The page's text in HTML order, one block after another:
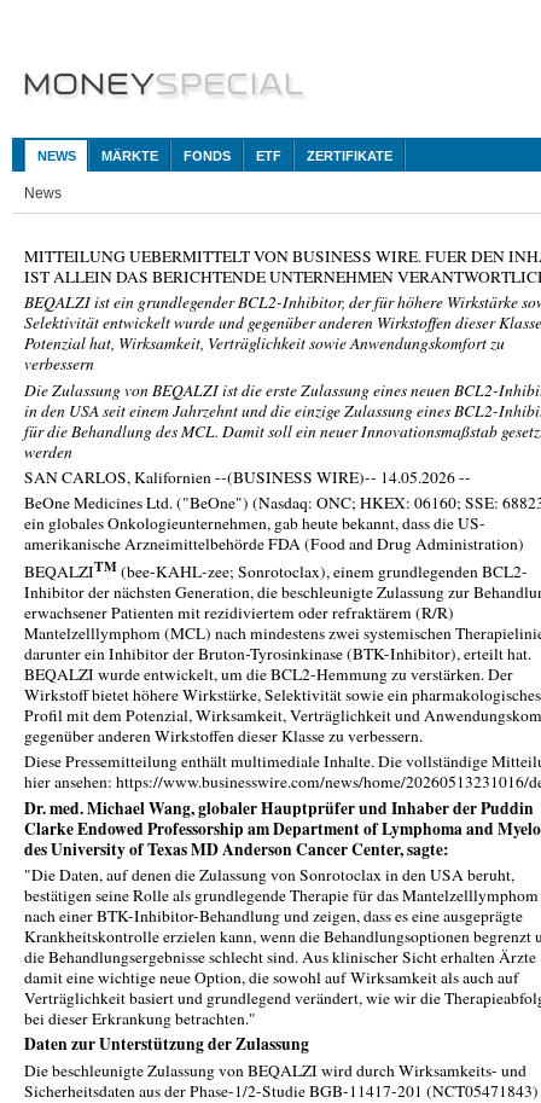
NEWS MÄRKTE FONDS ETF ZERTIFIKATE
News
MITTEILUNG UEBERMITTELT VON BUSINESS WIRE. FUER DEN
IST ALLEIN DAS BERICHTENDE UNTERNEHMEN
BEQALZI ist ein grundlegender BCL2-Inhibitor, der für höhere Wirkstärke
Selektivität entwickelt wurde und gegenüber anderen Wirkstoffen dieser
Potenzial hat, Wirksamkeit, Verträglichkeit sowie Anwendungskomfort zu
verbessern
Die Zulassung von BEQALZI ist die erste Zulassung eines neuen BCL2-
in den USA seit einem Jahrzehnt und die einzige Zulassung eines BCL2-
für die Behandlung des MCL. Damit soll ein neuer Innovationsmaßstab
werden
SAN CARLOS, Kalifornien --(BUSINESS WIRE)-- 14.05.2026 --
BeOne Medicines Ltd. ("BeOne") (Nasdaq: ONC; HKEX: 06160; SSE:
ein globales Onkologieunternehmen, gab heute bekannt, dass die US-
amerikanische Arzneimittelbehörde FDA (Food and Drug Administration)
BEQALZITM(bee-KAHL-zee; Sonrotoclax), einem grundlegenden BCL2-
Inhibitor der nächsten Generation, die beschleunigte Zulassung zur
erwachsener Patienten mit rezidiviertem oder refraktärem (R/R)
Mantelzelllymphom (MCL) nach mindestens zwei systemischen
darunter ein Inhibitor der Bruton-Tyrosinkinase (BTK-Inhibitor), erteilt hat.
BEQALZI wurde entwickelt, um die BCL2-Hemmung zu verstärken. Der
Wirkstoff bietet höhere Wirkstärke, Selektivität sowie ein pharmakologisches
Profil mit dem Potenzial, Wirksamkeit, Verträglichkeit und
gegenüber anderen Wirkstoffen dieser Klasse zu verbessern.
Diese Pressemitteilung enthält multimediale Inhalte. Die vollständige
hier ansehen: https://www.businesswire.com/news/home/20260513231016/
Dr. med. Michael Wang, globaler Hauptprüfer und Inhaber der Puddin
Clarke Endowed Professorship am Department of Lymphoma and
des University of Texas MD Anderson Cancer Center, sagte:
"Die Daten, auf denen die Zulassung von Sonrotoclax in den USA beruht,
bestätigen seine Rolle als grundlegende Therapie für das Mantelzelllymphom
nach einer BTK-Inhibitor-Behandlung und zeigen, dass es eine ausgeprägte
Krankheitskontrolle erzielen kann, wenn die Behandlungsoptionen begrenzt
die Behandlungsergebnisse schlecht sind. Aus klinischer Sicht erhalten Ärzte
damit eine wichtige neue Option, die sowohl auf Wirksamkeit als auch auf
Verträglichkeit basiert und grundlegend verändert, wie wir die
bei dieser Erkrankung betrachten."
Daten zur Unterstützung der Zulassung
Die beschleunigte Zulassung von BEQALZI wird durch Wirksamkeits- und
Sicherheitsdaten aus der Phase-1/2-Studie BGB-11417-201 (NCT05471843)